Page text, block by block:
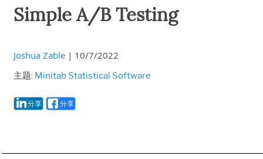
Simple A/B Testing
Joshua Zable | 10/7/2022
主题: Minitab Statistical Software
分享 分享